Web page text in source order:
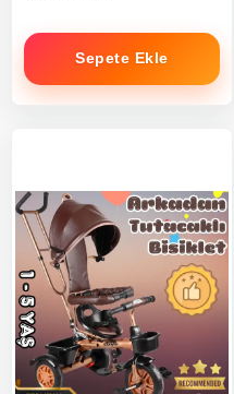
Sepete Ekle